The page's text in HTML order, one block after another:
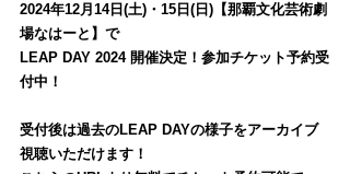
2024年12月14日(土)・15日(日)【那覇文化芸術劇
場なはーと】で
LEAP DAY 2024 開催決定！参加チケット予約受
付中！
受付後は過去のLEAP DAYの様子をアーカイブ
視聴いただけます！
こちらのURLより無料でチケット予約可能で